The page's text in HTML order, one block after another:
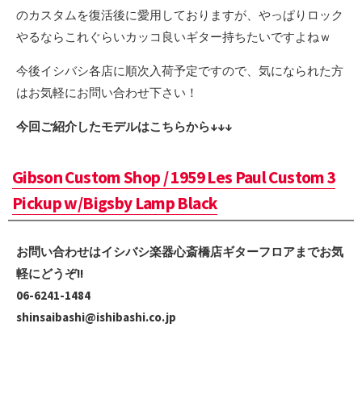
のカスタムを復活後に愛用しておりますが、やっぱりロック
やるならこれぐらいカッコ良いギター持ちたいですよねｗ
今後イシバシ各店に順次入荷予定ですので、気になられた方
はお気軽にお問い合わせ下さい！
今回ご紹介したモデルはこちらから↓↓↓
Gibson Custom Shop / 1959 Les Paul Custom 3
Pickup w/Bigsby Lamp Black
お問い合わせはイシバシ楽器心斎橋店ギターフロアまでお気
軽にどうぞ!!
06-6241-1484
shinsaibashi@ishibashi.co.jp